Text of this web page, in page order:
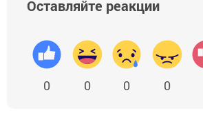
Оставляйте реакции
0 0 0 0